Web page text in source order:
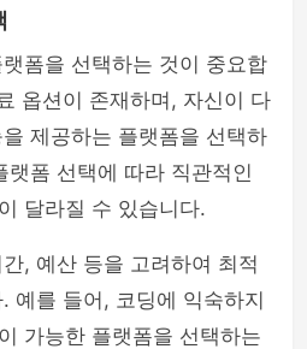
폼을 선택하는 것이 중요합
옵션이 존재하며, 자신이 다
제공하는 플랫폼을 선택하
랫폼 선택에 따라 직관적인
달라질 수 있습니다.
, 예산 등을 고려하여 최적
예를 들어, 코딩에 익숙하지
가능한 플랫폼을 선택하는